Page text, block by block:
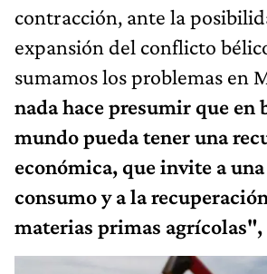
contracción, ante la
expansión del conflicto
sumamos los problemas en
nada hace presumir que en
mundo pueda tener una
económica, que invite a
consumo y a la
materias primas agrícolas",